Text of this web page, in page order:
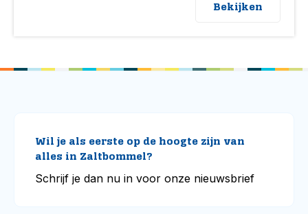
Bekijken
Wil je als eerste op de hoogte zijn van
alles in Zaltbommel?
Schrijf je dan nu in voor onze nieuwsbrief